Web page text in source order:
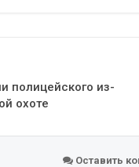
полицейского из-
охоте
Оставить